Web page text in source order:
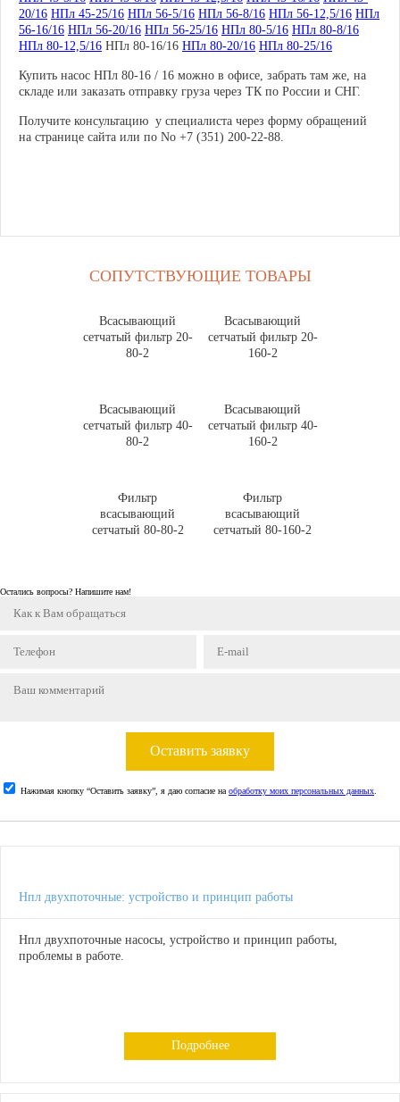
20/16 НПл 45-25/16 НПл 56-5/16 НПл 56-8/16 НПл 56-12,5/16 НПл
56-16/16 НПл 56-20/16 НПл 56-25/16 НПл 80-5/16 НПл 80-8/16
НПл 80-12,5/16 НПл 80-16/16 НПл 80-20/16 НПл 80-25/16
Купить насос НПл 80-16 / 16 можно в офисе, забрать там же, на
складе или заказать отправку груза через ТК по России и СНГ.
Получите консультацию у специалиста через форму обращений
на странице сайта или по No +7 (351) 200-22-88.
СОПУТСТВУЮЩИЕ ТОВАРЫ
Всасывающий
сетчатый фильтр 20-
80-2
Всасывающий
сетчатый фильтр 20-
160-2
Всасывающий
сетчатый фильтр 40-
80-2
Всасывающий
сетчатый фильтр 40-
160-2
Фильтр
всасывающий
сетчатый 80-80-2
Фильтр
всасывающий
сетчатый 80-160-2
Остались вопросы? Напишите нам!
Оставить заявку
Нажимая кнопку “Оставить заявку”, я даю согласие на обработку моих персональных данных
Нпл двухпоточные: устройство и принцип работы
Нпл двухпоточные насосы, устройство и принцип работы,
проблемы в работе.
Подробнее